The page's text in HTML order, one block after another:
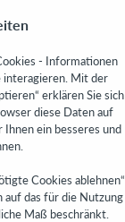
- Informationen
interagieren. Mit der
erklären Sie sich
diese Daten auf
ein besseres und
Cookies ablehnen“
das für die Nutzung
Maß beschränkt.